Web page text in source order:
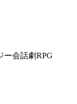
ー会話劇RPG